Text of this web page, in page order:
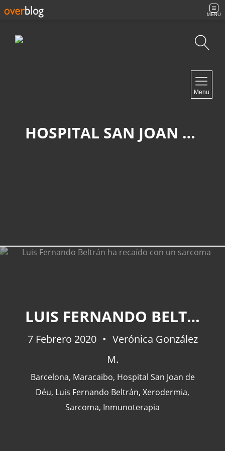
MENU
Menu
HOSPITAL SAN JOAN DE DEU
LUIS FERNANDO BELTRÁN HA RECAÍDO CON UN SARCOMA
7 Febrero 2020
Verónica González
M.
Barcelona, Maracaibo, Hospital San Joan de
Déu, Luis Fernando Beltrán, Xerodermia,
Sarcoma, Inmunoterapia
España
(77)
Barcelona(47)
Europa(47)
Venezuela(43)